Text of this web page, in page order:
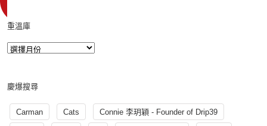
重溫庫
慶爆搜尋
Carman Cats Connie 李玥穎 - Founder of Drip39